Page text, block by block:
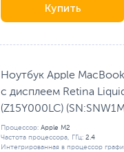
Купить
Ноутбук Apple
с дисплеем Retina
(Z15Y000LC)
Процессор: Apple M2
Частота процессора, ГГц: 2.4
Интегрированная в процессор